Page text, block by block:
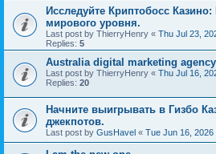
Исследуйте Криптобосс
мирового уровня.
Last post by ThierryHenry « Thu Jul 23,
Replies: 5
Australia digital marketing agency
Last post by ThierryHenry « Thu Jul 16,
Replies: 20
Начните выигрывать в Гизбо
джекпотов.
Last post by GusHavel « Tue Jun 16, 2026